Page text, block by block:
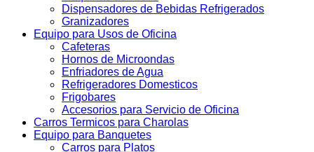
Dispensadores de Bebidas Refrigerados
Granizadores
Equipo para Usos de Oficina
Cafeteras
Hornos de Microondas
Enfriadores de Agua
Refrigeradores Domesticos
Frigobares
Accesorios para Servicio de Oficina
Carros Termicos para Charolas
Equipo para Banquetes
Carros para Platos